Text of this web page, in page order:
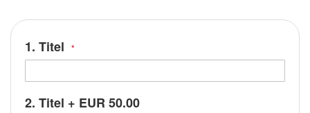
1. Titel
2. Titel + EUR 50.00